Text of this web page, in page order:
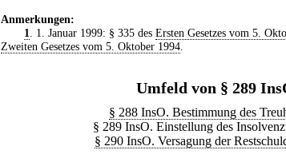
Anmerkungen:
1
. 1. Januar 1999: § 335 des Ersten Gesetzes vom 5.
Zweiten Gesetzes vom 5. Oktober 1994
Umfeld von § 289
§ 288 InsO. Bestimmung des
§ 289 InsO. Einstellung des
§ 290 InsO. Versagung der